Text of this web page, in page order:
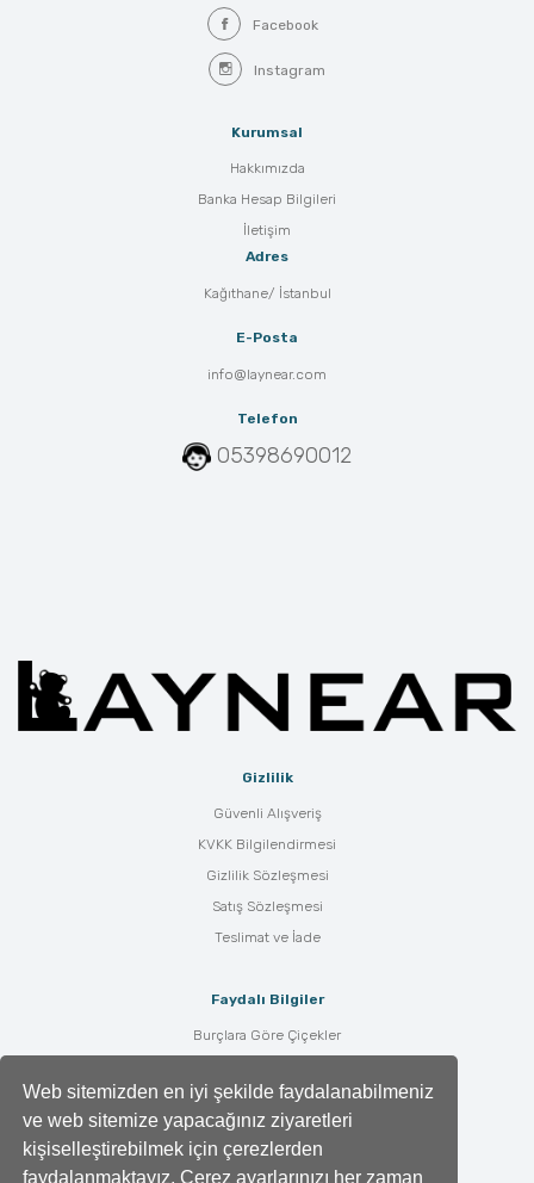
Web sitemizden en iyi şekilde faydalanabilmeniz
ve web sitemize yapacağınız ziyaretleri
kişiselleştirebilmek için çerezlerden
faydalanmaktayız. Çerez ayarlarınızı her zaman
Facebook
Instagram
Kurumsal
Hakkımızda
Banka Hesap Bilgileri
İletişim
Adres
Kağıthane/ İstanbul
E-Posta
info@laynear.com
Telefon
05398690012
Gizlilik
Güvenli Alışveriş
KVKK Bilgilendirmesi
Gizlilik Sözleşmesi
Satış Sözleşmesi
Teslimat ve İade
Faydalı Bilgiler
Burçlara Göre Çiçekler
Çiçek Anlamları
Tüm Blog Yazıları